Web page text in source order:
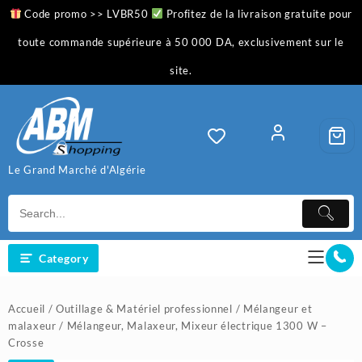
Skip
content
Code promo >> LVBR50 Profitez de la livraison gratuite pour
toute commande supérieure à 50 000 DA, exclusivement sur le
site.
Le Grand Marché d'Algérie
Category
Accueil /Outillage & Matériel professionnel / Mélangeur et
malaxeur / Mélangeur, Malaxeur, Mixeur électrique 1300 W –
Crosse